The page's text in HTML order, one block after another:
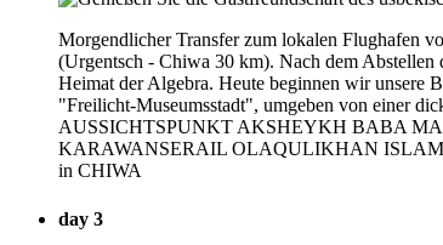
Morgendlicher Transfer zum lokalen Flughafen
(Urgentsch - Chiwa 30 km). Nach dem Abstellen
Heimat der Algebra. Heute beginnen wir unsere
"Freilicht-Museumsstadt", umgeben von
AUSSICHTSPUNKT AKSHEYKH BABA
KARAWANSERAIL OLAQULIKHAN ISLAM
in CHIWA
day 3